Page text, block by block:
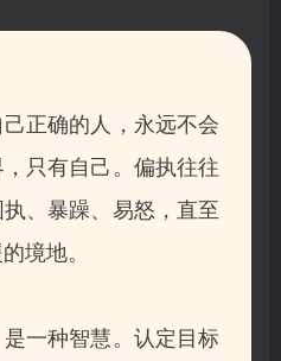
正确的人，永远不会
只有自己。 偏执往往
执、暴躁、易怒，直至
境地。
一种智慧。认定目标